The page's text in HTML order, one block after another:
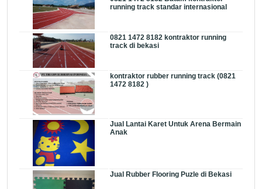
running track standar internasional
0821 1472 8182 kontraktor running
track di bekasi
kontraktor rubber running track (0821
1472 8182 )
Jual Lantai Karet Untuk Arena Bermain
Anak
Jual Rubber Flooring Puzle di Bekasi